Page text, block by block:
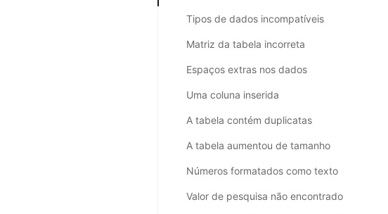
Tipos de dados incompatíveis
Matriz da tabela incorreta
Espaços extras nos dados
Uma coluna inserida
A tabela contém duplicatas
A tabela aumentou de tamanho
Números formatados como texto
Valor de pesquisa não encontrado